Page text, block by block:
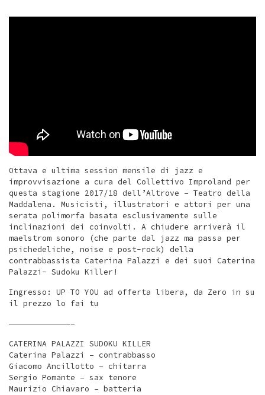
Ottava e ultima session mensile di jazz e
improvvisazione a cura del Collettivo Improland per
questa stagione 2017/18 dell’Altrove – Teatro della
Maddalena. Musicisti, illustratori e attori per una
serata polimorfa basata esclusivamente sulle
inclinazioni dei coinvolti. A chiudere arriverà il
maelstrom sonoro (che parte dal jazz ma passa per
psichedeliche, noise e post-rock) della
contrabbassista Caterina Palazzi e dei suoi Caterina
Palazzi- Sudoku Killer!
Ingresso: UP TO YOU ad offerta libera, da Zero in su
il prezzo lo fai tu
—————————————–
CATERINA PALAZZI SUDOKU KILLER
Caterina Palazzi – contrabbasso
Giacomo Ancillotto – chitarra
Sergio Pomante – sax tenore
Maurizio Chiavaro – batteria